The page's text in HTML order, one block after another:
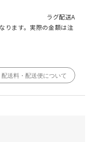
ラグ配送A
ります。実際の金額は注
配送料・配送便について